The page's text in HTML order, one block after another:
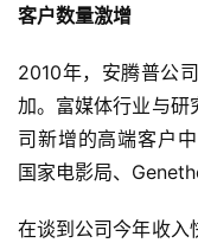
客户数量激增
2010年，安腾普公
加。富媒体行业与研
司新增的高端客户
国家电影局、
在谈到公司今年收入